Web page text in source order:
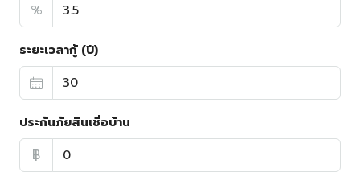
%
ระยะเวลากู้ (ปี)
ประกันภัยสินเชื่อบ้าน
฿